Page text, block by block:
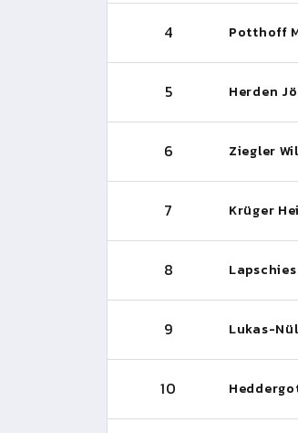
4 Potthoff
5 Herden
6 Ziegler
7 Krüger
8
9 Lukas-
10